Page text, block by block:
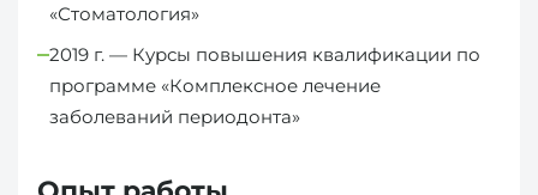
‭«Стоматология»
2019 г. — Курсы повышения квалификации по
программе «Комплексное лечение
заболеваний периодонта»